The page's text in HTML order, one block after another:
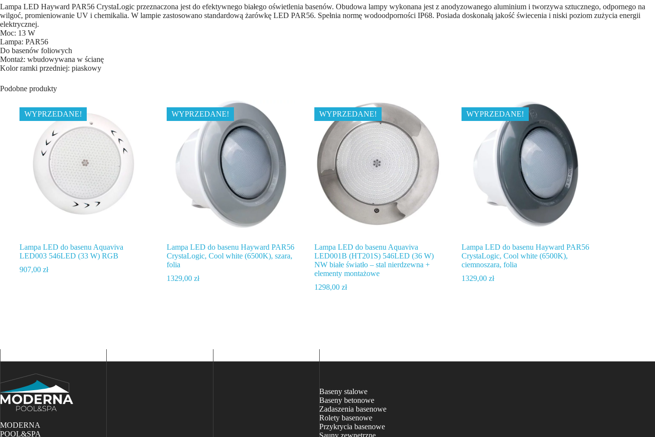
Lampa LED Hayward PAR56 CrystaLogic przeznaczona jest do efektywnego białego oświetlenia basenów. Obudowa lampy wykonana jest z anodyzowanego aluminium i tworzywa sztucznego, odpornego na
wilgoć, promieniowanie UV i chemikalia. W lampie zastosowano standardową żarówkę LED PAR56. Spełnia normę wodoodporności IP68. Posiada doskonałą jakość świecenia i niski poziom zużycia energii
elektrycznej.
Moc: 13 W
Lampa: PAR56
Do basenów foliowych
Montaż: wbudowywana w ścianę
Kolor ramki przedniej: piaskowy
Podobne produkty
WYPRZEDANE!
Lampa LED do basenu Aquaviva
LED003 546LED (33 W) RGB
907,00 zł
WYPRZEDANE!
Lampa LED do basenu Hayward PAR56
CrystaLogic, Cool white (6500K), szara,
folia
1329,00zł
WYPRZEDANE!
Lampa LED do basenu Aquaviva
LED001B (HT201S) 546LED (36 W)
NW białe światło – stal nierdzewna +
elementy montażowe
1298,00 zł
WYPRZEDANE!
Lampa LED do basenu Hayward PAR56
CrystaLogic, Cool white (6500K),
ciemnoszara, folia
1329,00zł
MODERNA
POOL&SPA
Baseny stalowe
Baseny betonowe
Zadaszenia basenowe
Rolety basenowe
Przykrycia basenowe